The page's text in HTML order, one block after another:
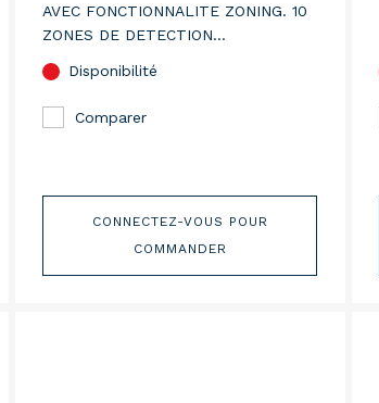
AVEC FONCTIONNALITE ZONING. 10
ZONES DE DETECTION
Disponibilité
Comparer
CONNECTEZ-VOUS POUR
COMMANDER